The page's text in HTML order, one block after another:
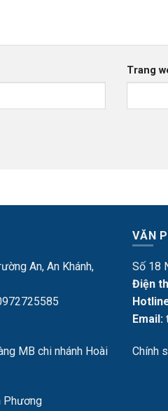
Trang
An, An Khánh,
MB chi nhánh Hoài
Phương
VĂN
Số 18
Điện
Email:
Chính